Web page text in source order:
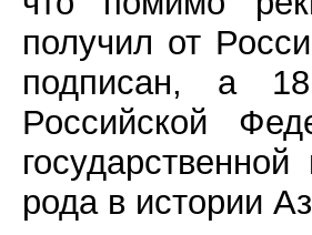
получил от
подписан, а
Российской
рода в истории